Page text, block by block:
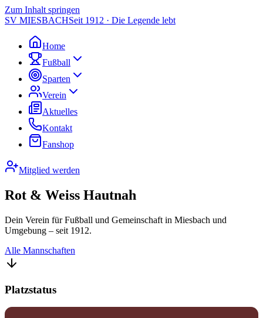
Zum Inhalt springen
SV MIESBACHSeit 1912 · Die Legende lebt
Home
Fußball
Sparten
Verein
Aktuelles
Kontakt
Fanshop
Mitglied werden
Rot & Weiss Hautnah
Dein Verein für Fußball und Gemeinschaft in Miesbach und
Umgebung – seit 1912.
Alle Mannschaften
Platzstatus